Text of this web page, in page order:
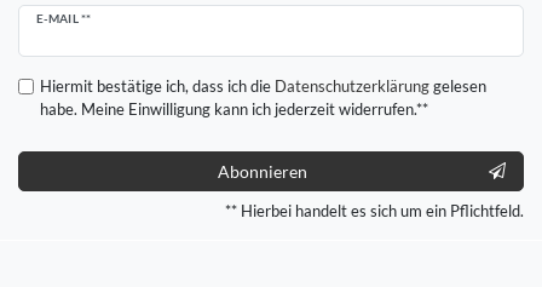
E-MAIL **
Newsletter
Hiermit bestätige ich, dass ich die Daten­schutz­erklärunggelesen
habe. Meine Einwilligung kann ich jederzeit widerrufen.**
Abonnieren
** Hierbei handelt es sich um ein Pflichtfeld.